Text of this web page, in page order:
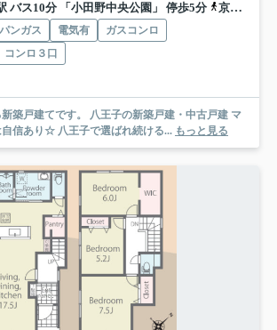
バス10分 「小田野中央公園」 停歩5分
京王高尾線「高尾」駅 バス10分 「小田野中央公園」 停歩5分
ンガス 電気有
ガスコンロ
コンロ３口
八王子の新築戸建・中古戸建 マ
ンション・土地には自信あり☆ 八王子で選ばれ続ける... もっと見る